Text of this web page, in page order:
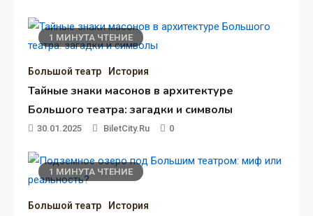
13.01.2025 BiletCity.ru 0
Большой театр История
Московский детский театр эстрады
07.09.2024 BiletCity.ru 0
1 МИНУТА ЧТЕНИЕ
Большой театр История
Тайные знаки масонов в архитектуре
Большого театра: загадки и символы
30.01.2025 BiletCity.ru 0
1 МИНУТА ЧТЕНИЕ
Большой театр История